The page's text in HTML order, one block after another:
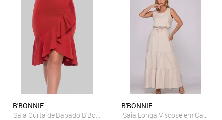
B'BONNIE
Saia Curta de Babado B'Bonnie Leonora Terra
B'BONNIE
Saia Longa Viscose em